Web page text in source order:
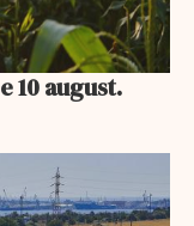
10 august.